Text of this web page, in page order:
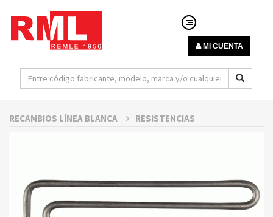
MI CUENTA
RECAMBIOS LÍNEA BLANCA RESISTENCIAS